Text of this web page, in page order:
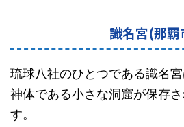
識名宮(那覇
琉球八社のひとつである識名
神体である小さな洞窟が保存さ
す。